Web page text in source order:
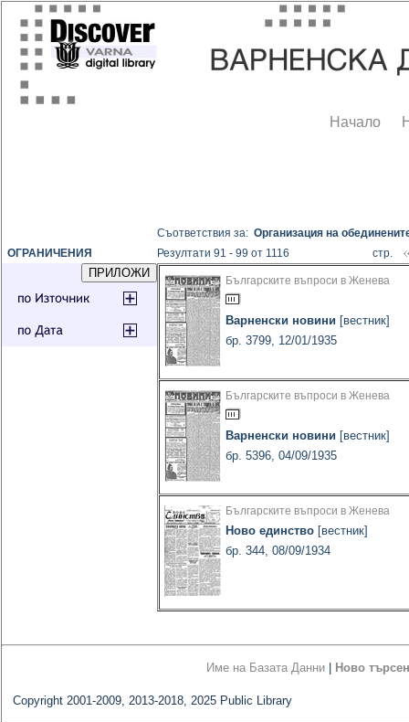
Начало
ОГРАНИЧЕНИЯ
Съответствия за:Организация на
Резултати 91 - 99 от 1116
стр.
Българските въпроси в Женева
Варненски новини [вестник]
бр. 3799, 12/01/1935
Българските въпроси в Женева
Варненски новини [вестник]
бр. 5396, 04/09/1935
Българските въпроси в Женева
Ново единство [вестник]
бр. 344, 08/09/1934
Име на Базата Данни Ново
Copyright 2001-2009, 2013-2018, 2025 Public Library